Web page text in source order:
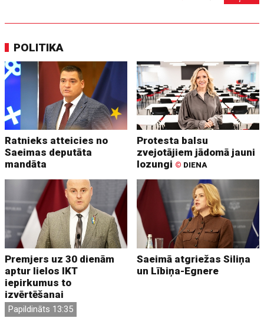
POLITIKA
Ratnieks atteicies no
Saeimas deputāta
mandāta
Protesta balsu
zvejotājiem jādomā jauni
lozungi © DIENA
Premjers uz 30 dienām
aptur lielos IKT
iepirkumus to
izvērtēšanai
Papildināts 13:35
Saeimā atgriežas Siliņa
un Lībiņa-Egnere